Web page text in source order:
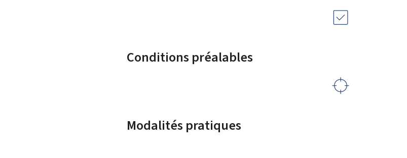
Conditions préalables
Modalités pratiques